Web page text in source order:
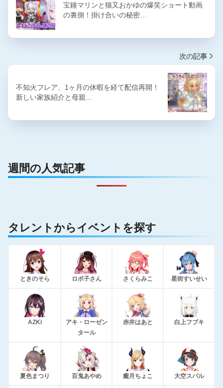
宝鐘マリンと猫又おかゆの爆笑ショート動画
の裏側！掛け合いの秘密…
次の記事
不知火フレア、1ヶ月の休暇を経て配信再開！
新しい家族紹介と母親…
週間の人気記事
タレントからイベントを探す
ときのそら ロボ子さん さくらみこ 星街すいせい
AZKi
アキ・ローゼン
タール
赤井はあと 白上フブキ
夏色まつり 百鬼あやめ 癒月ちょこ 大空スバル